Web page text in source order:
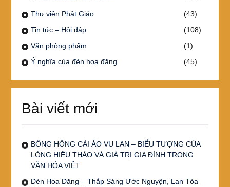
Thư viện Phật Giáo
(43)
Tin tức – Hỏi đáp
(108)
Văn phòng phẩm
(1)
Ý nghĩa của đèn hoa đăng
(45)
Bài viết mới
BÔNG HỒNG CÀI ÁO VU LAN – BIỂU TƯỢNG CỦA
LÒNG HIẾU THẢO VÀ GIÁ TRỊ GIA ĐÌNH TRONG
VĂN HÓA VIỆT
Đèn Hoa Đăng – Thắp Sáng Ước Nguyện, Lan Tỏa